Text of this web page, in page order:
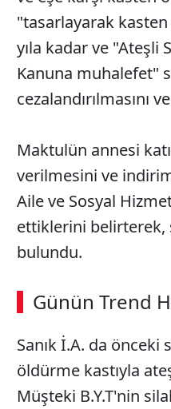
"tasarlayarak
yıla kadar ve "Ateşli
Kanuna muhalefet"
cezalandırılmasını
Maktulün annesi
verilmesini ve
Aile ve Sosyal
ettiklerini belirterek,
bulundu.
Günün Trend
Sanık İ.A. da
öldürme kastıyla
Müşteki B.Y.T'nin